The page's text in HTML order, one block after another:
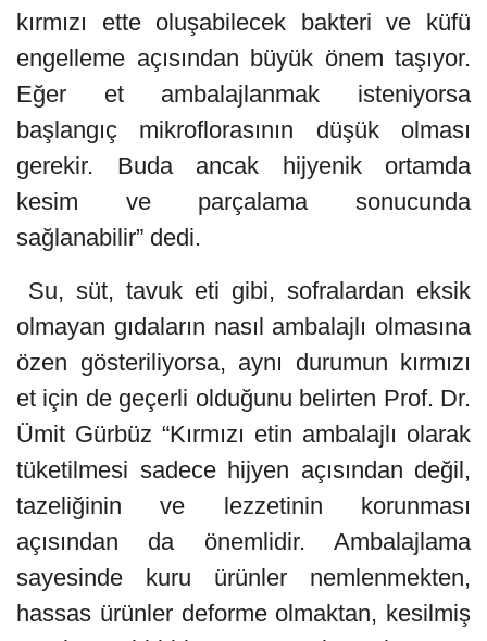
kırmızı ette oluşabilecek bakteri ve küfü
engelleme açısından büyük önem taşıyor.
Eğer et ambalajlanmak isteniyorsa
başlangıç mikroflorasının düşük olması
gerekir. Buda ancak hijyenik ortamda
kesim ve parçalama sonucunda
sağlanabilir” dedi.
Su, süt, tavuk eti gibi, sofralardan eksik
olmayan gıdaların nasıl ambalajlı olmasına
özen gösteriliyorsa, aynı durumun kırmızı
et için de geçerli olduğunu belirten Prof. Dr.
Ümit Gürbüz “Kırmızı etin ambalajlı olarak
tüketilmesi sadece hijyen açısından değil,
tazeliğinin ve lezzetinin korunması
açısından da önemlidir. Ambalajlama
sayesinde kuru ürünler nemlenmekten,
hassas ürünler deforme olmaktan, kesilmiş